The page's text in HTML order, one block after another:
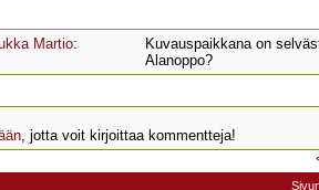
Martio:
Kuvauspaikkana on
Alanoppo?
, jotta voit kirjoittaa kommentteja!